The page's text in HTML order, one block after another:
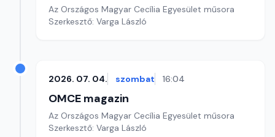
Az Országos Magyar Cecília Egyesület műsora
Szerkesztő: Varga László
2026. 07. 04. szombat 16:04
OMCE magazin
Az Országos Magyar Cecília Egyesület műsora
Szerkesztő: Varga László